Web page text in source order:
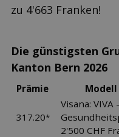
zu 4'663 Franken!
Die günstigsten
Kanton Bern 2026
Prämie Modell
317.20*
Visana: VIVA
2'500 CHF